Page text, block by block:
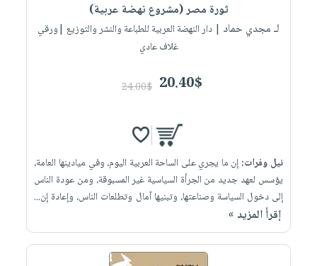
ثورة مصر (مشروع نهضة عربية)
لـ مجدي حماد | دار النهضة العربية للطباعة والنشر والتوزيع |ورقي
غلاف عادي
20.40$
24.00$
نيل وفرات: إن ما يجري على الساحة العربية اليوم، وفي ميادينها العامة،
يؤسس لعهد جديد من الجرأة السياسية غير المسبوقة، ومن عودة الناس
إلى دخول السياسة وصناعتها، وتبنيها آمال وتطلعات الناس، وإعادة إن...
إقرأ المزيد »